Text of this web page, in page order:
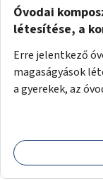
Óvodai
létesítése, a
Erre jelentkező
magaságyások
a gyerekek, az